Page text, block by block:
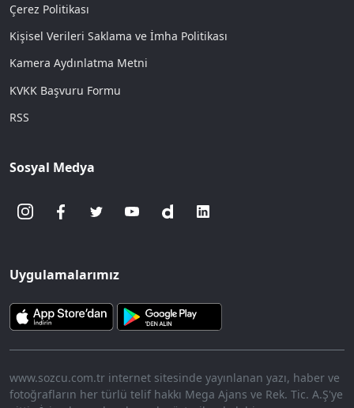
Çerez Politikası
Kişisel Verileri Saklama ve İmha Politikası
Kamera Aydınlatma Metni
KVKK Başvuru Formu
RSS
Sosyal Medya
Uygulamalarımız
www.sozcu.com.tr internet sitesinde yayınlanan yazı, haber ve
fotoğrafların her türlü telif hakkı Mega Ajans ve Rek. Tic. A.Ş'ye